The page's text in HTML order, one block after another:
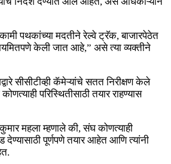
पथकांच्या मदतीने रेल्वे ट्रॅक, बाजारपेठेत
केली जात आहे,” असे त्या व्यक्तीने
सीसीटीव्ही कॅमेऱ्यांचे सतत निरीक्षण केले
परिस्थितीसाठी तयार राहण्यास
महला म्हणाले की, संघ कोणत्याही
देण्यासाठी पूर्णपणे तयार आहेत आणि त्यांनी